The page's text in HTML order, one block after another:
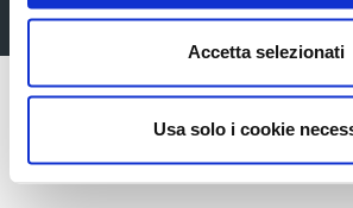
Accetta selezionati
Usa solo i cookie
Company info